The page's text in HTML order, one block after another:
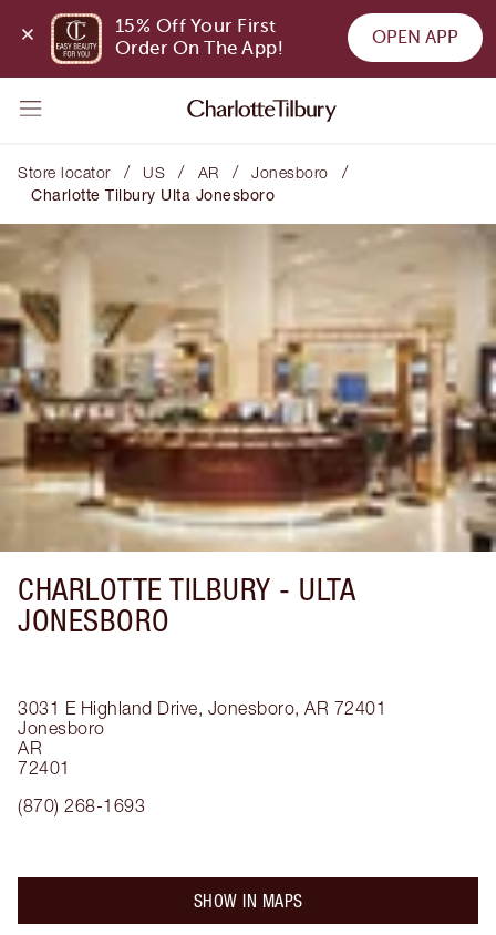
15% Off Your First
Order On The App!
OPEN APP
Store locator / US / AR / Jonesboro /
Charlotte Tilbury Ulta Jonesboro
CHARLOTTE TILBURY - ULTA
JONESBORO
3031 E Highland Drive, Jonesboro, AR 72401
Jonesboro
AR
72401
(870) 268-1693
SHOW IN MAPS